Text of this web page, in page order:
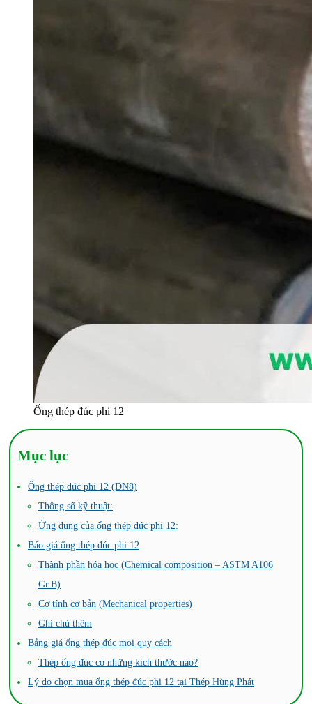
Ống thép đúc phi 12
Mục lục
Ống thép đúc phi 12 (DN8)
Thông số kỹ thuật:
Ứng dụng của ống thép đúc phi 12:
Báo giá ống thép đúc phi 12
Thành phần hóa học (Chemical composition – ASTM A106
Gr.B)
Cơ tính cơ bản (Mechanical properties)
Ghi chú thêm
Bảng giá ống thép đúc mọi quy cách
Thép ống đúc có những kích thước nào?
Lý do chọn mua ống thép đúc phi 12 tại Thép Hùng Phát